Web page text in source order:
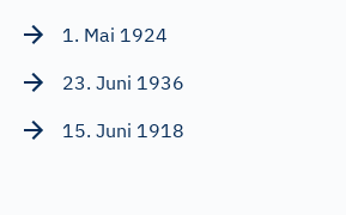
1. Mai 1924
23. Juni 1936
15. Juni 1918